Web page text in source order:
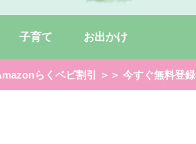
子育て お出かけ
らくベビ割引 ＞＞ 今すぐ無料登録